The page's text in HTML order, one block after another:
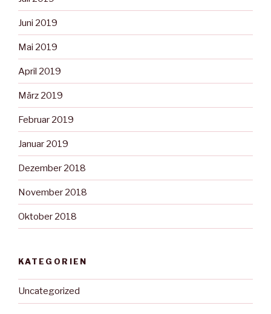
Juni 2019
Mai 2019
April 2019
März 2019
Februar 2019
Januar 2019
Dezember 2018
November 2018
Oktober 2018
KATEGORIEN
Uncategorized